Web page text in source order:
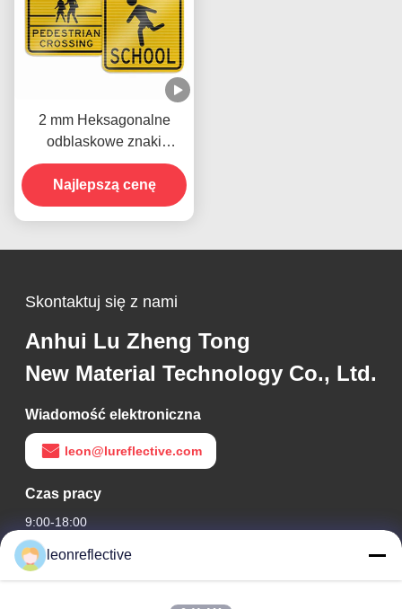
2 mm Heksagonalne
odblaskowe znaki
drogowe Bezpieczeństwo
drogowe Obowiązkowy
znak
Najlepszą cenę
Skontaktuj się z nami
Anhui Lu Zheng Tong
New Material Technology Co., Ltd.
Wiadomość elektroniczna
leon@lureflective.com
Czas pracy
9:00-18:00
Nasz adres
leonreflective